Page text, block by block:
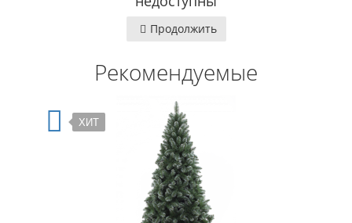
Продолжить
Рекомендуемые
ХИТ